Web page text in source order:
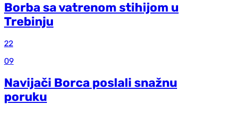
Borba sa vatrenom stihijom u
Trebinju
22
09
Navijači Borca poslali snažnu
poruku